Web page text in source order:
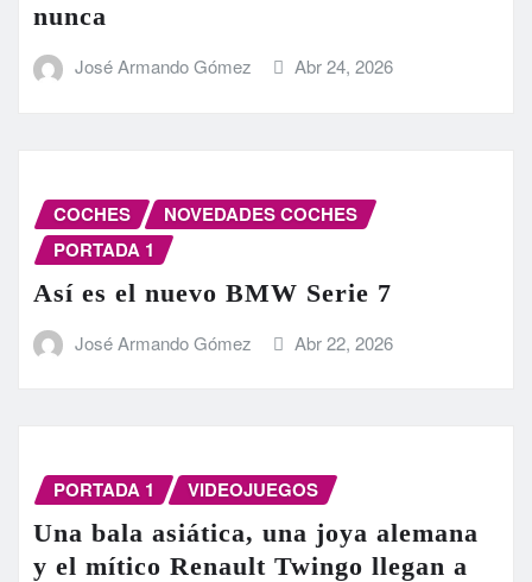
nunca
José Armando Gómez Abr 24, 2026
COCHES
NOVEDADES COCHES
PORTADA 1
Así es el nuevo BMW Serie 7
José Armando Gómez Abr 22, 2026
PORTADA 1 VIDEOJUEGOS
Una bala asiática, una joya alemana
y el mítico Renault Twingo llegan a